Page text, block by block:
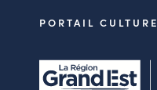
PORTAIL CULTURE